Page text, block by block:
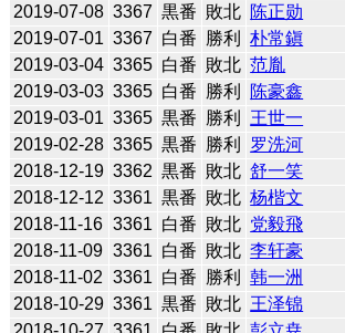
2019-07-08 3367 黒番 敗北 陈正勋
2019-07-01 3367 白番 勝利 朴常鎭
2019-03-04 3365 白番 敗北 范胤
2019-03-03 3365 白番 勝利 陈豪鑫
2019-03-01 3365 黒番 勝利 王世一
2019-02-28 3365 黒番 勝利 罗洗河
2018-12-19 3362 黒番 敗北 舒一笑
2018-12-12 3361 黒番 敗北 杨楷文
2018-11-16 3361 白番 敗北 党毅飛
2018-11-09 3361 白番 敗北 李轩豪
2018-11-02 3361 白番 勝利 韩一洲
2018-10-29 3361 黒番 敗北 王泽锦